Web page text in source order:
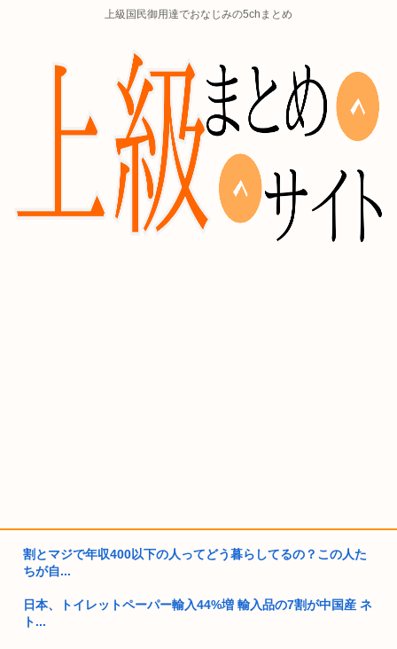
上級国民御用達でおなじみの5chまとめ
割とマジで年収400以下の人ってどう暮らしてるの？この人た
ちが自...
日本、トイレットペーパー輸入44%増 輸入品の7割が中国産 ネ
ト...